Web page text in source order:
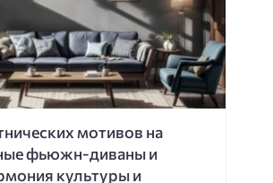
мотивов на
фьюжн-диваны и
культуры и